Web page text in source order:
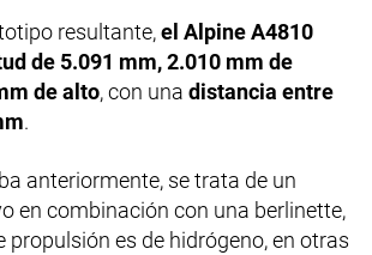
resultante,el Alpine A4810
de 5.091 mm, 2.010 mm de
de alto, con una distancia entre
.
anteriormente, se trata de un
en combinación con una berlinette,
propulsión es de hidrógeno, en otras